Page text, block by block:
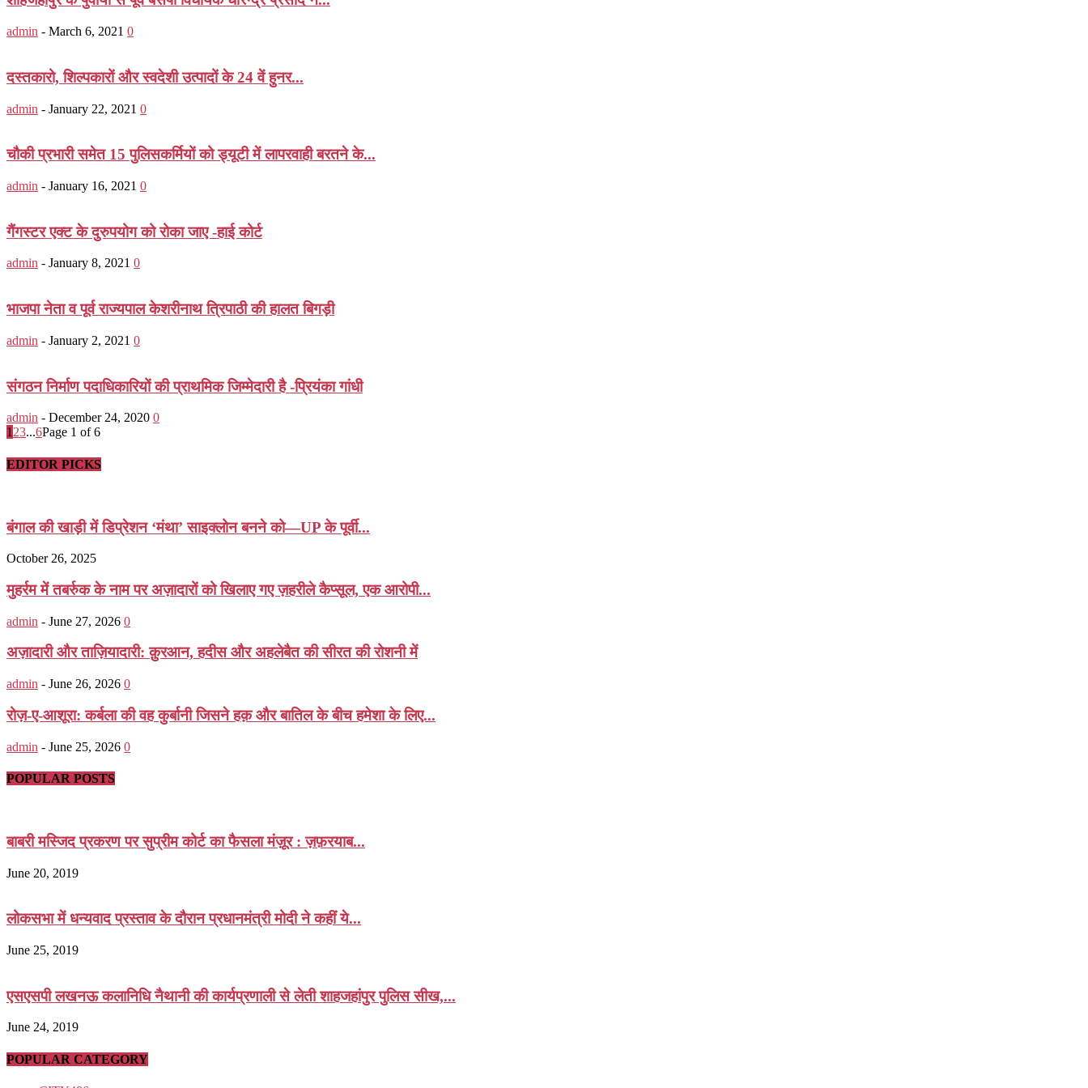
admin - March 6, 2021 0
दस्तकारो, शिल्पकारों और स्वदेशी उत्पादों के 24 वें हुनर...
admin - January 22, 2021 0
चौकी प्रभारी समेत 15 पुलिसकर्मियों को ड्यूटी में लापरवाही बरतने के...
admin - January 16, 2021 0
गैंगस्टर एक्ट के दुरुपयोग को रोका जाए -हाई कोर्ट
admin - January 8, 2021 0
भाजपा नेता व पूर्व राज्यपाल केशरीनाथ त्रिपाठी की हालत बिगड़ी
admin - January 2, 2021 0
संगठन निर्माण पदाधिकारियों की प्राथमिक जिम्मेदारी है -प्रियंका गांधी
admin - December 24, 2020 0
1 23...6Page 1 of 6
EDITOR PICKS
बंगाल की खाड़ी में डिप्रेशन ‘मंथा’ साइक्लोन बनने को—UP के पूर्वी...
October 26, 2025
मुहर्रम में तबर्रुक के नाम पर अज़ादारों को खिलाए गए ज़हरीले कैप्सूल, एक आरोपी...
admin - June 27, 2026 0
अज़ादारी और ताज़ियादारी: क़ुरआन, हदीस और अहलेबैत की सीरत की रोशनी में
admin - June 26, 2026 0
रोज़-ए-आशूरा: कर्बला की वह कुर्बानी जिसने हक़ और बातिल के बीच हमेशा के लिए...
admin - June 25, 2026 0
POPULAR POSTS
बाबरी मस्जिद प्रकरण पर सुप्रीम कोर्ट का फैसला मंज़ूर : ज़फ़रयाब...
June 20, 2019
लोकसभा में धन्यवाद प्रस्ताव के दौरान प्रधानमंत्री मोदी ने कहीं ये...
June 25, 2019
एसएसपी लखनऊ कलानिधि नैथानी की कार्यप्रणाली से लेती शाहजहांपुर पुलिस सीख,...
June 24, 2019
POPULAR CATEGORY